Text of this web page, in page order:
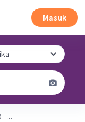
Masuk
...